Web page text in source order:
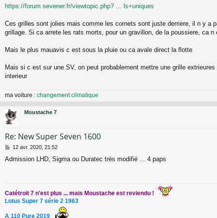
g
e
https://forum.sevener.fr/viewtopic.php? ... ls+uniques
Ces grilles sont jolies mais comme les cornets sont juste derriere, il n y a
grillage. Si ca arrete les rats morts, pour un gravillon, de la poussiere, ca n
Mais le plus mauavis c est sous la pluie ou ca avale direct la flotte
Mais si c est sur une SV, on peut probablement mettre une grille
interieur
ma voiture : changement climatique
Moustache 7
Re: New Super Seven 1600
M
s
e
12 avr. 2020, 21:52
Admission LHD, Sigma ou Duratec très modifié ... 4 paps
Catétroit 7 n'est plus ... mais Moustache est reviendu !
Lotus Super 7 série 2 1963
A 110 Pure 2019